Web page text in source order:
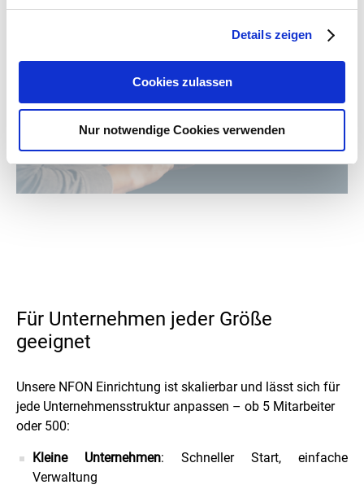
Details zeigen
Cookies zulassen
Nur notwendige Cookies verwenden
Für Unternehmen jeder Größe
geeignet
Unsere NFON Einrichtung ist skalierbar und lässt sich für
jede Unternehmensstruktur anpassen – ob 5 Mitarbeiter
oder 500:
Kleine Unternehmen: Schneller Start, einfache
Verwaltung